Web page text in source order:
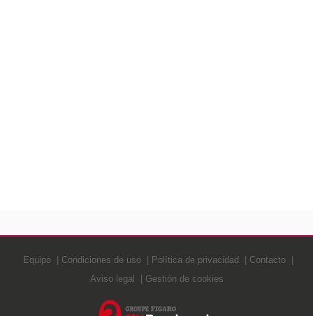
Equipo Condiciones de uso Política de privacidad
Contacto
Aviso legal
Gestión de cookies